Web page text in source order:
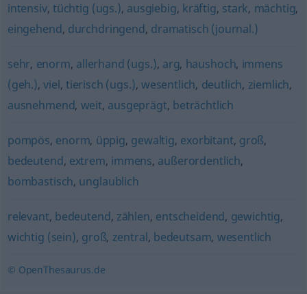
intensiv, tüchtig (ugs.), ausgiebig, kräftig, stark, mächtig,
eingehend, durchdringend, dramatisch (journal.)
sehr, enorm, allerhand (ugs.), arg, haushoch, immens
(geh.),viel, tierisch (ugs.), wesentlich, deutlich, ziemlich,
ausnehmend, weit, ausgeprägt, beträchtlich
pompös, enorm, üppig, gewaltig, exorbitant, groß,
bedeutend, extrem, immens, außerordentlich,
bombastisch, unglaublich
relevant, bedeutend, zählen, entscheidend, gewichtig,
wichtig (sein), groß, zentral, bedeutsam, wesentlich
© OpenThesaurus.de